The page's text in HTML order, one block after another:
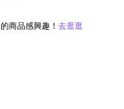
商品感興趣！ 去逛逛